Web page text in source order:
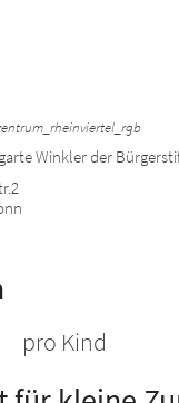
Winkler der
pro Kind